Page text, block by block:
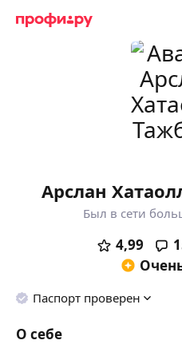
Арслан
Был в сети
4,99
Паспорт проверен
О себе